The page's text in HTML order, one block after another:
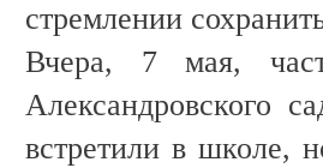
стремлении
Вчера, 7 мая,
Александровского
встретили в школе,